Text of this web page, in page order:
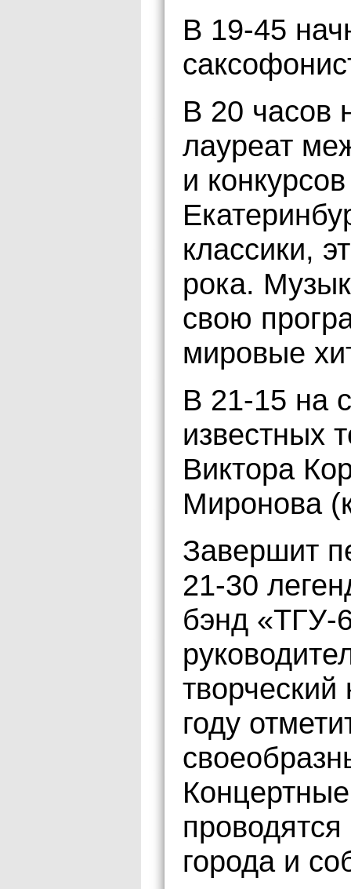
В 19-45
В 20 часов
лауреат
и
классики,
рока.
свою
мировые
В 21-15 на
известных
Виктора
Миронова
Завершит
21-30
бэнд «ТГУ-
творческий
году
города и